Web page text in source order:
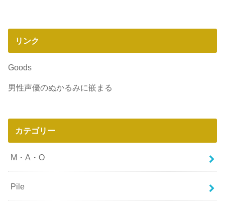
リンク
Goods
男性声優のぬかるみに嵌まる
カテゴリー
M・A・O
Pile